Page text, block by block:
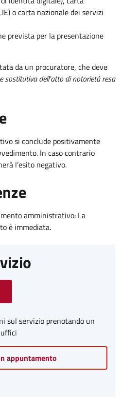
o carta nazionale dei servizi
prevista per la presentazione
da un procuratore, che deve
sostitutiva dell'atto di notorietà resa
si conclude positivamente
In caso contrario
l’esito negativo.
amministrativo: La
è immediata.
sul servizio prenotando un
appuntamento